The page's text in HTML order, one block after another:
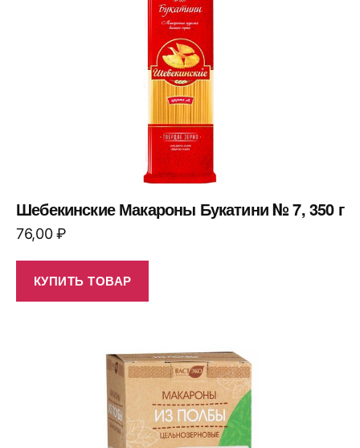
Шебекинские Макароны Букатини № 7, 350 г
76,00₽
КУПИТЬ ТОВАР